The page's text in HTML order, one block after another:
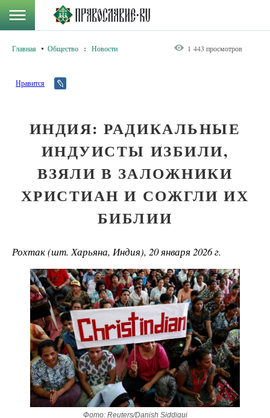
Главная Общество : Новости 1 443 просмотров
Нравится
ИНДИЯ: РАДИКАЛЬНЫЕ
ИНДУИСТЫ ИЗБИЛИ,
ВЗЯЛИ В ЗАЛОЖНИКИ
ХРИСТИАН И СОЖГЛИ ИХ
БИБЛИИ
Рохтак (шт. Харьяна, Индия), 20 января 2026 г.
Фото: Reuters/Danish Siddiqui